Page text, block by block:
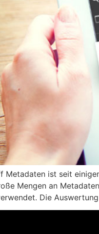
Metadaten ist seit
Mengen an
Die